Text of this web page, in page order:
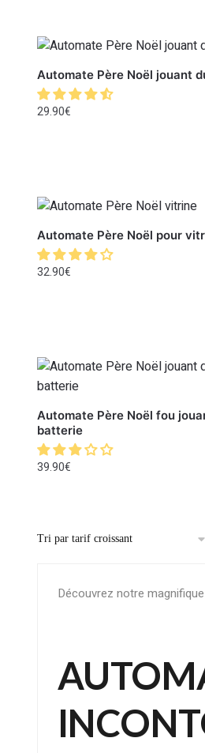
Automate Père Noël jouant
29.90€
Automate Père Noël pour
32.90€
Automate Père Noël fou
batterie
39.90€
Découvrez notre